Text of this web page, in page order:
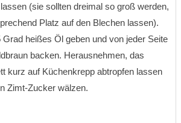
(sie sollten dreimal so groß werden,
Platz auf den Blechen lassen).
Grad heißes Öl geben und von jeder Seite
backen. Herausnehmen, das
kurz auf Küchenkrepp abtropfen lassen
Zimt-Zucker wälzen.